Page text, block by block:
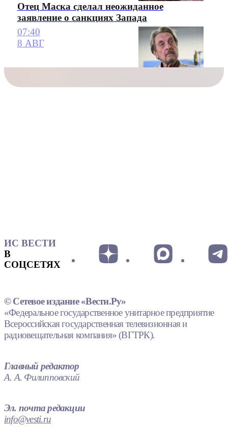
Отец Маска сделал неожиданное
заявление о санкциях Запада
07:40
8 АВГ
ИС ВЕСТИ
В
СОЦСЕТЯХ
© Сетевое издание «Вести.Ру»
«Федеральное государственное унитарное предприятие
Всероссийская государственная телевизионная и
радиовещательная компания» (ВГТРК).
Главный редактор
А. А. Филипповский
Эл. почта редакции
info@vesti.ru